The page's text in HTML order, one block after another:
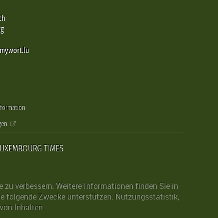
TIMES
verbessern. Weitere Informationen finden Sie in
folgende Zwecke unterstützen: Nutzungsstatistik,
Inhalten.